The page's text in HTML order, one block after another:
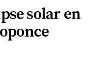
solar en